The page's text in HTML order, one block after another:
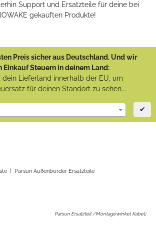
Support und Ersatzteile für deine bei
gekauften Produkte!
Preis sicher aus Deutschland. Und wir
Einkauf Steuern in deinem Land:
Lieferland innerhalb der EU, um
für deinen Standort zu sehen...
✔
Parsun Außenborder Ersatzteile
Parsun Ersatzteil /Montagewinkel Kabel: